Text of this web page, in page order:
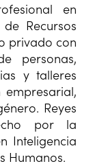
en
Recursos
privado con
personas,
y talleres
Reyes
por la
Inteligencia
Humanos.